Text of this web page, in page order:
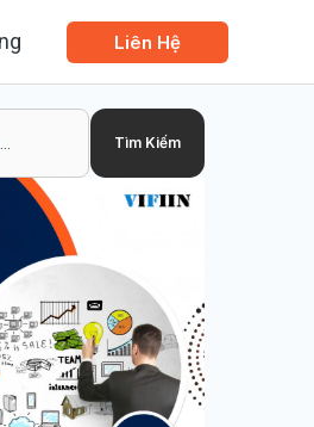
Liên Hệ
Tìm Kiếm